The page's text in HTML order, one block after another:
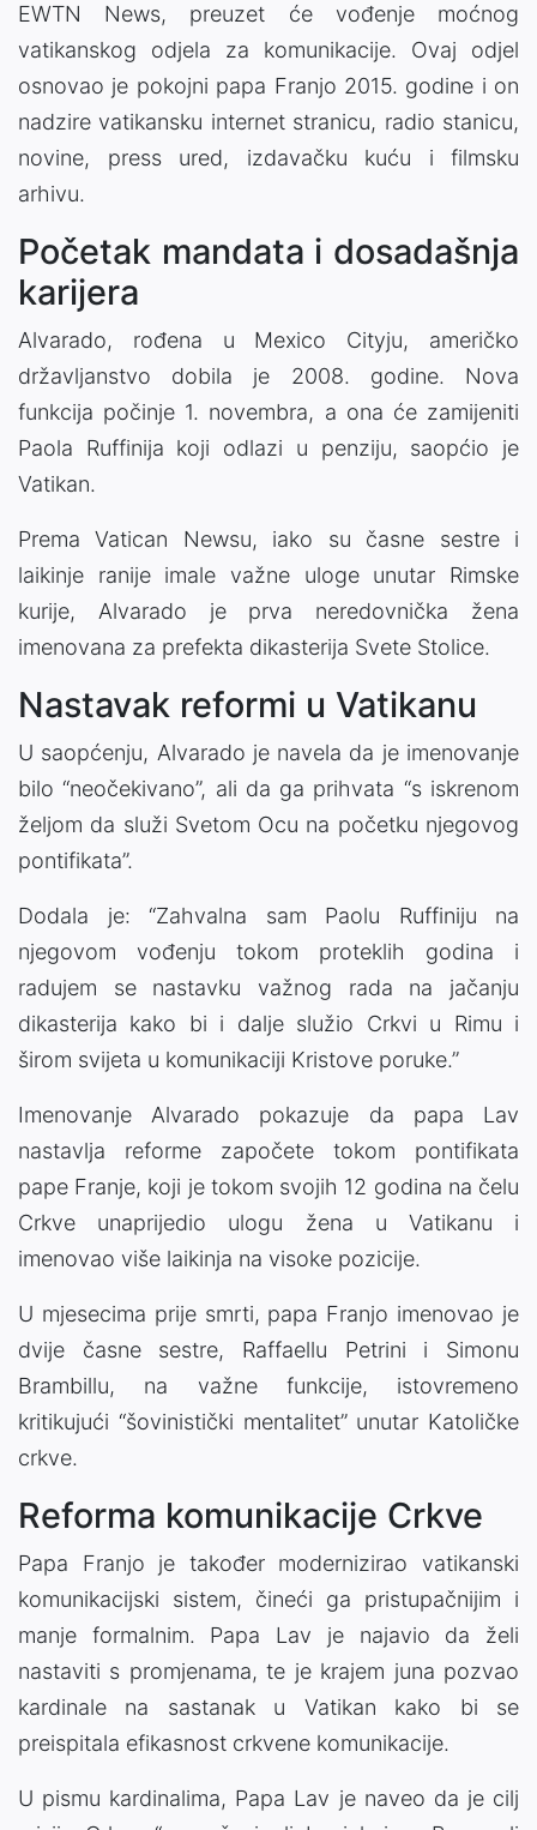
EWTN News, preuzet će vođenje moćnog
vatikanskog odjela za komunikacije. Ovaj odjel
osnovao je pokojni papa Franjo 2015. godine i on
nadzire vatikansku internet stranicu, radio stanicu,
novine, press ured, izdavačku kuću i filmsku
arhivu.
Početak mandata i dosadašnja
karijera
Alvarado, rođena u Mexico Cityju, američko
državljanstvo dobila je 2008. godine. Nova
funkcija počinje 1. novembra, a ona će zamijeniti
Paola Ruffinija koji odlazi u penziju, saopćio je
Vatikan.
Prema Vatican Newsu, iako su časne sestre i
laikinje ranije imale važne uloge unutar Rimske
kurije, Alvarado je prva neredovnička žena
imenovana za prefekta dikasterija Svete Stolice.
Nastavak reformi u Vatikanu
U saopćenju, Alvarado je navela da je imenovanje
bilo “neočekivano”, ali da ga prihvata “s iskrenom
željom da služi Svetom Ocu na početku njegovog
pontifikata”.
Dodala je: “Zahvalna sam Paolu Ruffiniju na
njegovom vođenju tokom proteklih godina i
radujem se nastavku važnog rada na jačanju
dikasterija kako bi i dalje služio Crkvi u Rimu i
širom svijeta u komunikaciji Kristove poruke.”
Imenovanje Alvarado pokazuje da papa Lav
nastavlja reforme započete tokom pontifikata
pape Franje, koji je tokom svojih 12 godina na čelu
Crkve unaprijedio ulogu žena u Vatikanu i
imenovao više laikinja na visoke pozicije.
U mjesecima prije smrti, papa Franjo imenovao je
dvije časne sestre, Raffaellu Petrini i Simonu
Brambillu, na važne funkcije, istovremeno
kritikujući “šovinistički mentalitet” unutar Katoličke
crkve.
Reforma komunikacije Crkve
Papa Franjo je također modernizirao vatikanski
komunikacijski sistem, čineći ga pristupačnijim i
manje formalnim. Papa Lav je najavio da želi
nastaviti s promjenama, te je krajem juna pozvao
kardinale na sastanak u Vatikan kako bi se
preispitala efikasnost crkvene komunikacije.
U pismu kardinalima, Papa Lav je naveo da je cilj